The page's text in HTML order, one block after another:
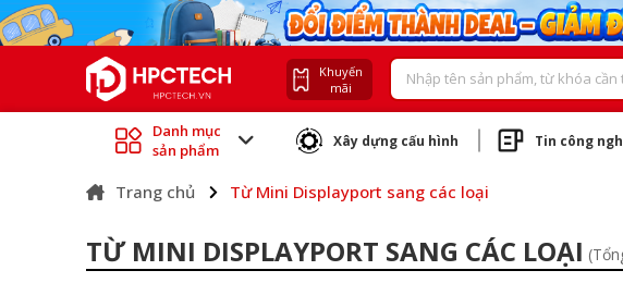
Khuyến
mãi
Danh mục
sản phẩm
Xây dựng cấu hình Tin công
Trang chủ Từ Mini Displayport sang các loại
TỪ MINI DISPLAYPORT SANG CÁC LOẠI